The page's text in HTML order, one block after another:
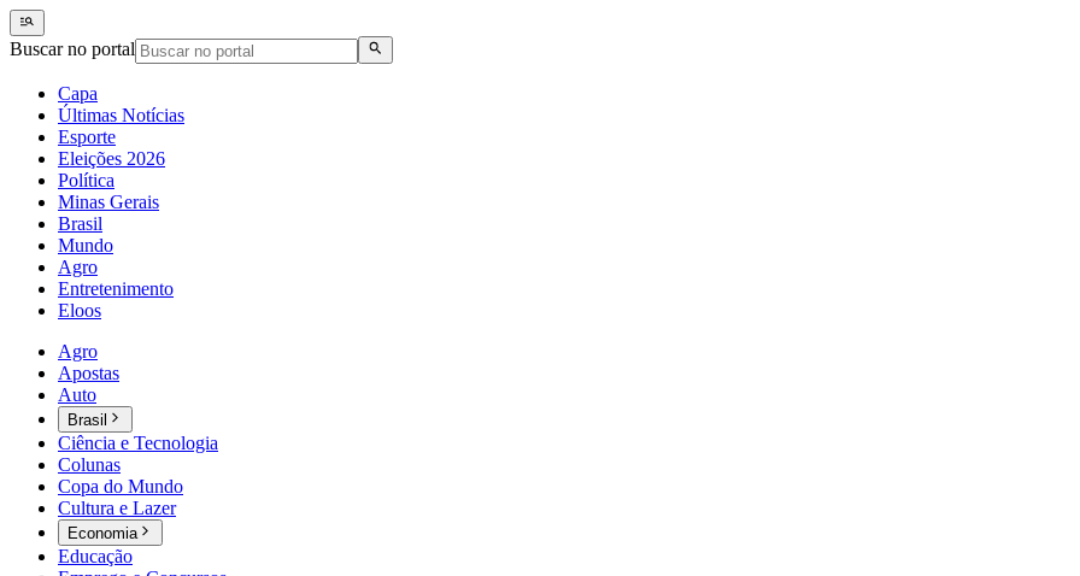
Buscar no portal
Capa
Últimas Notícias
Esporte
Eleições 2026
Política
Minas Gerais
Brasil
Mundo
Agro
Entretenimento
Eloos
Agro
Apostas
Auto
Brasil
Ciência e Tecnologia
Colunas
Copa do Mundo
Cultura e Lazer
Economia
Educação